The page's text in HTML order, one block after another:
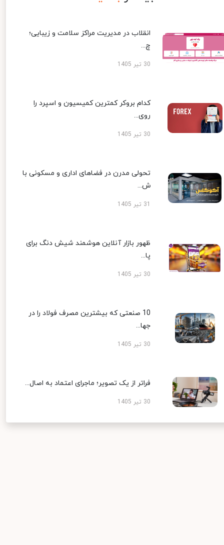
انقلاب در مدیریت مراکز سلامت و زیبایی؛
چ...
30 تیر 1405
کدام بروکر کمترین کمیسیون و اسپرد را
روی...
30 تیر 1405
تحولی مدرن در فضاهای اداری و مسکونی با
ش...
ظهور بازار آنلاین هوشمند شیش دنگ برای
پا...
30 تیر 1405
10 صنعتی که بیشترین مصرف فولاد را در
جها...
30 تیر 1405
فراتر از یک تصویر؛ ماجرای اعتماد به اصال...
30 تیر 1405